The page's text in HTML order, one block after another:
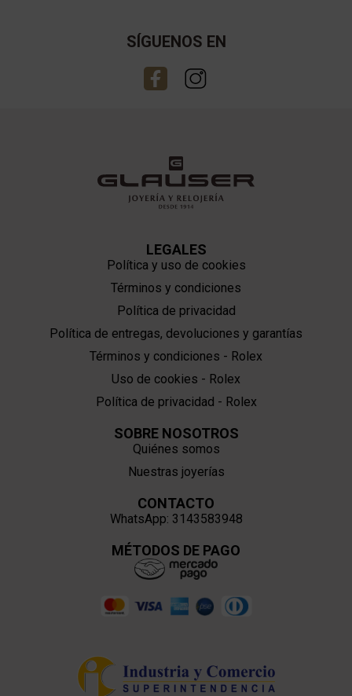
SÍGUENOS EN
LEGALES
Política y uso de cookies
Términos y condiciones
Política de privacidad
Política de entregas, devoluciones y garantías
Términos y condiciones - Rolex
Uso de cookies - Rolex
Política de privacidad - Rolex
SOBRE NOSOTROS
Quiénes somos
Nuestras joyerías
CONTACTO
WhatsApp: 3143583948
MÉTODOS DE PAGO